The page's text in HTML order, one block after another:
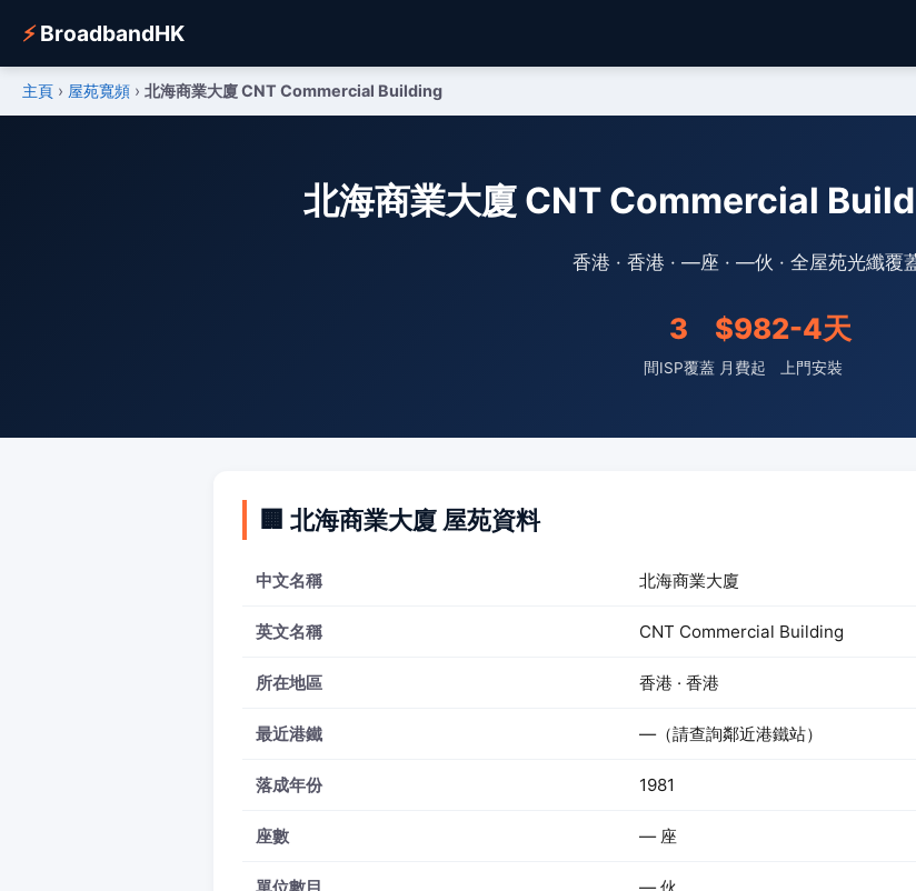
⚡BroadbandHK
主頁 › 屋苑寬頻 › 北海商業大廈 CNT Commercial Building
北海商業大廈 CNT Commercial
香港 · 香港 · —座 · —伙 · 全屋苑光纖覆
3
間ISP覆蓋
$98
月費起
2-4天
上門安裝
🏢 北海商業大廈 屋苑資料
中文名稱 北海商業大廈
英文名稱 CNT Commercial Building
所在地區 香港 · 香港
最近港鐵 —（請查詢鄰近港鐵站）
落成年份 1981
座數 — 座